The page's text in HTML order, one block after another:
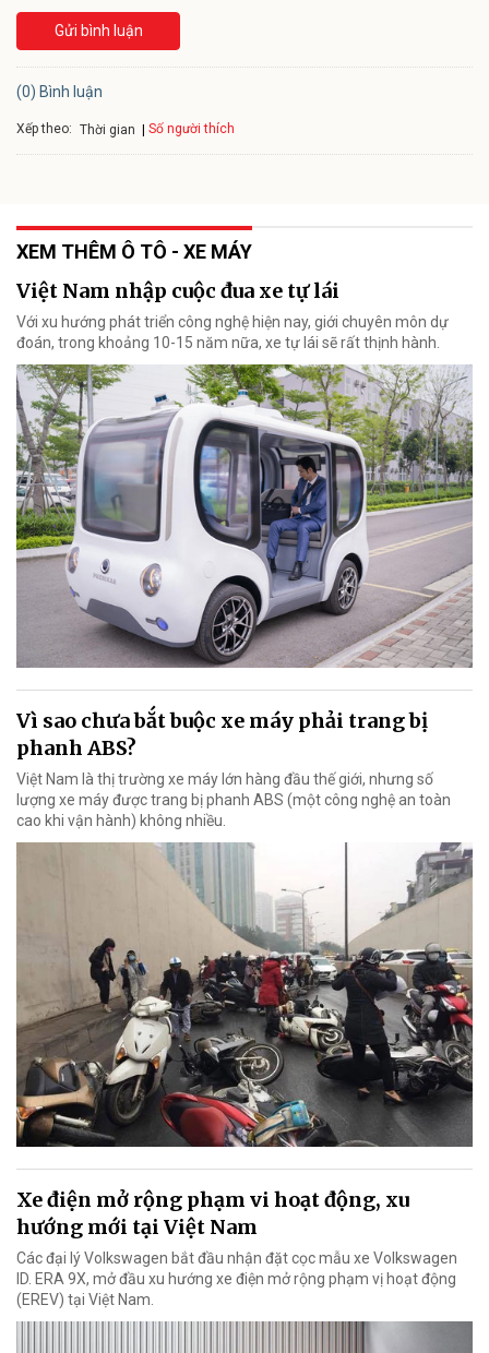
Gửi bình luận
(0) Bình luận
Xếp theo: Thời gian Số người thích
XEM THÊM Ô TÔ - XE MÁY
Việt Nam nhập cuộc đua xe tự lái
Với xu hướng phát triển công nghệ hiện nay, giới chuyên môn dự
đoán, trong khoảng 10-15 năm nữa, xe tự lái sẽ rất thịnh hành.
Vì sao chưa bắt buộc xe máy phải trang bị
phanh ABS?
Việt Nam là thị trường xe máy lớn hàng đầu thế giới, nhưng số
lượng xe máy được trang bị phanh ABS (một công nghệ an toàn
cao khi vận hành) không nhiều.
Xe điện mở rộng phạm vi hoạt động, xu
hướng mới tại Việt Nam
Các đại lý Volkswagen bắt đầu nhận đặt cọc mẫu xe Volkswagen
ID. ERA 9X, mở đầu xu hướng xe điện mở rộng phạm vị hoạt động
(EREV) tại Việt Nam.